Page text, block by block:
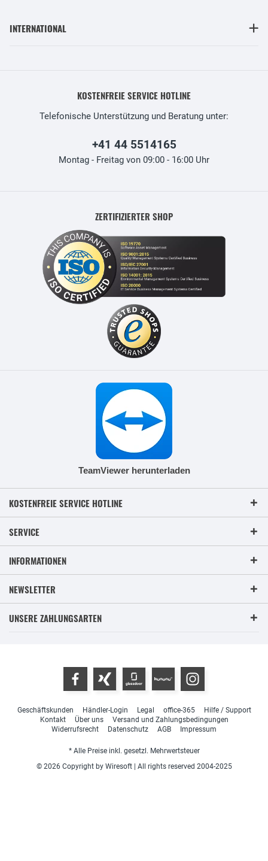
INTERNATIONAL
KOSTENFREIE SERVICE HOTLINE
Telefonische Unterstützung und Beratung unter:
+41 44 5514165
Montag - Freitag von 09:00 - 16:00 Uhr
ZERTIFIZIERTER SHOP
TeamViewer herunterladen
KOSTENFREIE SERVICE HOTLINE
SERVICE
INFORMATIONEN
NEWSLETTER
UNSERE ZAHLUNGSARTEN
Geschäftskunden Händler-Login Legal office-365
Hilfe / Support
Kontakt
Über uns
Versand und Zahlungsbedingungen
Widerrufsrecht
Datenschutz AGB Impressum
* Alle Preise inkl. gesetzl. Mehrwertsteuer
© 2026 Copyright by Wiresoft | All rights reserved 2004-2025